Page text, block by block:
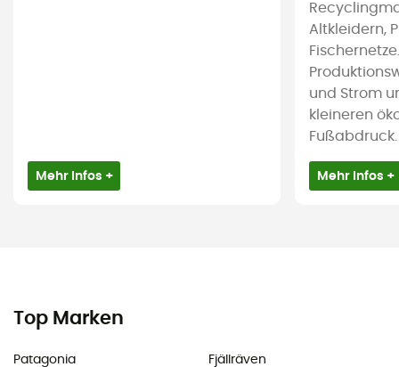
Mehr Infos +
Altkleidern,
und Strom
kleineren
Fußabdruck.
Mehr Infos +
Top Marken
Patagonia
Fjällräven